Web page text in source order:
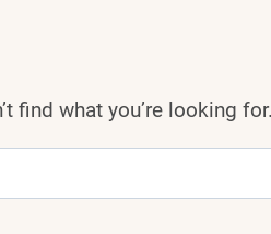
find what you’re looking